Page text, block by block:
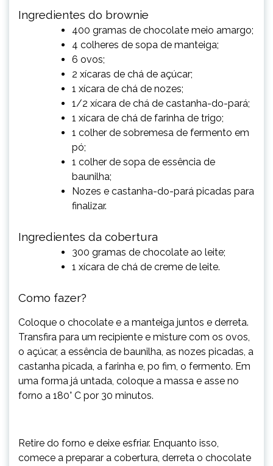
Ingredientes do brownie
400 gramas de chocolate meio amargo;
4 colheres de sopa de manteiga;
6 ovos;
2 xícaras de chá de açúcar;
1 xícara de chá de nozes;
1/2 xícara de chá de castanha-do-pará;
1 xícara de chá de farinha de trigo;
1 colher de sobremesa de fermento em
pó;
1 colher de sopa de essência de
baunilha;
Nozes e castanha-do-pará picadas para
finalizar.
Ingredientes da cobertura
300 gramas de chocolate ao leite;
1 xícara de chá de creme de leite.
Como fazer?
Coloque o chocolate e a manteiga juntos e derreta.
Transfira para um recipiente e misture com os ovos,
o açúcar, a essência de baunilha, as nozes picadas, a
castanha picada, a farinha e, po fim, o fermento. Em
uma forma já untada, coloque a massa e asse no
forno a 180° C por 30 minutos.
Retire do forno e deixe esfriar. Enquanto isso,
comece a preparar a cobertura, derreta o chocolate